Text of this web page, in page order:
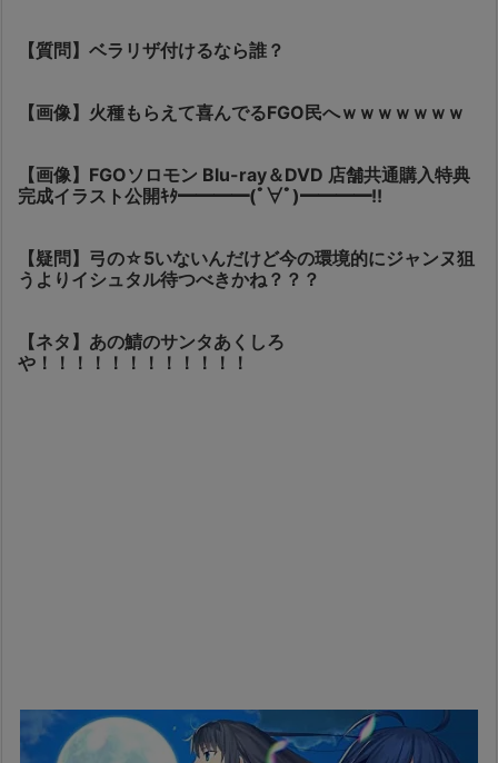
【質問】ベラリザ付けるなら誰？
【画像】火種もらえて喜んでるFGO民へｗｗｗｗｗｗｗ
【画像】FGOソロモン Blu-ray＆DVD 店舗共通購入特典
完成イラスト公開ｷﾀ━━━━(ﾟ∀ﾟ)━━━━!!
【疑問】弓の☆5いないんだけど今の環境的にジャンヌ狙
うよりイシュタル待つべきかね？？？
【ネタ】あの鯖のサンタあくしろ
や！！！！！！！！！！！！